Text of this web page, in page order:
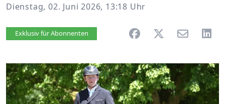
Dienstag, 02. Juni 2026, 13:18 Uhr
Artikel vorlesen
Exklusiv für Abonnenten